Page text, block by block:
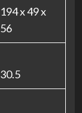
194 x 49 x
56
30.5